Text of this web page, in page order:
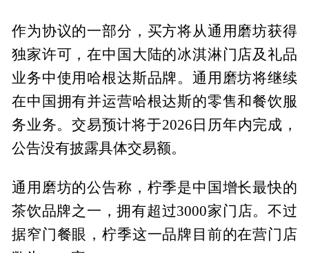
作为协议的一部分，买方将从通用磨坊获得
独家许可，在中国大陆的冰淇淋门店及礼品
业务中使用哈根达斯品牌。通用磨坊将继续
在中国拥有并运营哈根达斯的零售和餐饮服
务业务。交易预计将于2026日历年内完成，
公告没有披露具体交易额。
通用磨坊的公告称，柠季是中国增长最快的
茶饮品牌之一，拥有超过3000家门店。不过
据窄门餐眼，柠季这一品牌目前的在营门店